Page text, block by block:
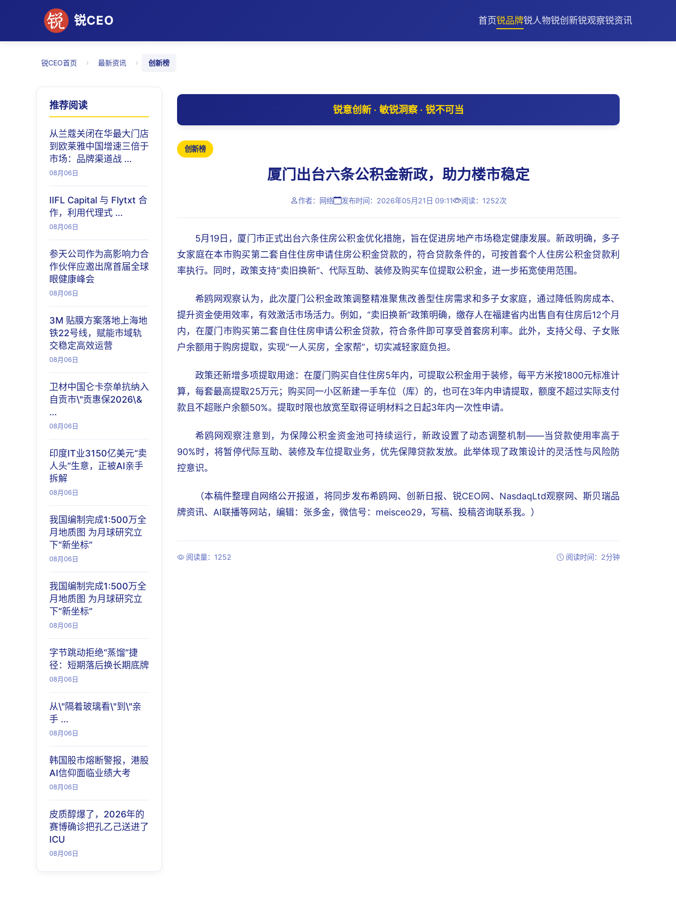
锐CEO 首页锐品牌锐人物锐创新锐观察锐资讯
锐CEO首页 › 最新资讯 › 创新榜
推荐阅读
从兰蔻关闭在华最大门店
到欧莱雅中国增速三倍于
市场：品牌渠道战 ...
08月06日
IIFL Capital 与 Flytxt 合
作，利用代理式 ...
08月06日
参天公司作为高影响力合
作伙伴应邀出席首届全球
眼健康峰会
08月06日
3M 贴膜方案落地上海地
铁22号线，赋能市域轨
交稳定高效运营
08月06日
卫材中国仑卡奈单抗纳入
自贡市\"贡惠保2026\&
...
08月06日
印度IT业3150亿美元“卖
人头”生意，正被AI亲手
拆解
08月06日
我国编制完成1:500万全
月地质图 为月球研究立
下“新坐标”
08月06日
我国编制完成1:500万全
月地质图 为月球研究立
下“新坐标”
08月06日
字节跳动拒绝“蒸馏”捷
径：短期落后换长期底牌
08月06日
从\"隔着玻璃看\"到\"亲
手 ...
08月06日
韩国股市熔断警报，港股
AI信仰面临业绩大考
08月06日
皮质醇爆了，2026年的
赛博确诊把孔乙己送进了
ICU
08月06日
锐意创新 · 敏锐洞察 · 锐不可当
创新榜
厦门出台六条公积金新政，助力楼市稳定
作者：网络 发布时间：2026年05月21日 09:11 阅读：1252次
5月19日，厦门市正式出台六条住房公积金优化措施，旨在促进房地产市场稳定健康发展。新政明确，多子
女家庭在本市购买第二套自住住房申请住房公积金贷款的，符合贷款条件的，可按首套个人住房公积金贷款利
率执行。同时，政策支持“卖旧换新”、代际互助、装修及购买车位提取公积金，进一步拓宽使用范围。
希鸥网观察认为，此次厦门公积金政策调整精准聚焦改善型住房需求和多子女家庭，通过降低购房成本、
提升资金使用效率，有效激活市场活力。例如，“卖旧换新”政策明确，缴存人在福建省内出售自有住房后12个月
内，在厦门市购买第二套自住住房申请公积金贷款，符合条件即可享受首套房利率。此外，支持父母、子女账
户余额用于购房提取，实现“一人买房，全家帮”，切实减轻家庭负担。
政策还新增多项提取用途：在厦门购买自住住房5年内，可提取公积金用于装修，每平方米按1800元标准计
算，每套最高提取25万元；购买同一小区新建一手车位（库）的，也可在3年内申请提取，额度不超过实际支付
款且不超账户余额50%。提取时限也放宽至取得证明材料之日起3年内一次性申请。
希鸥网观察注意到，为保障公积金资金池可持续运行，新政设置了动态调整机制——当贷款使用率高于
90%时，将暂停代际互助、装修及车位提取业务，优先保障贷款发放。此举体现了政策设计的灵活性与风险防
控意识。
（本稿件整理自网络公开报道，将同步发布希鸥网、创新日报、锐CEO网、NasdaqLtd观察网、斯贝瑞品
牌资讯、AI联播等网站，编辑：张多金，微信号：meisceo29，写稿、投稿咨询联系我。）
阅读量：1252 阅读时间：2分钟